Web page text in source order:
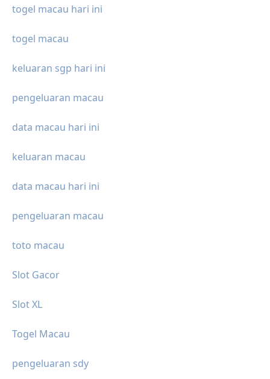
togel macau hari ini
togel macau
keluaran sgp hari ini
pengeluaran macau
data macau hari ini
keluaran macau
data macau hari ini
pengeluaran macau
toto macau
Slot Gacor
Slot XL
Togel Macau
pengeluaran sdy